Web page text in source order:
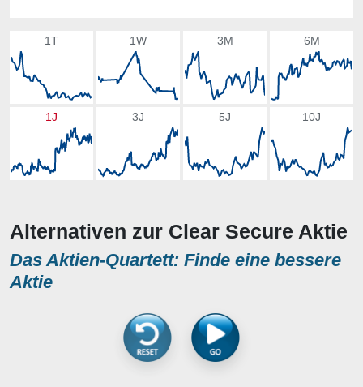
1T 1W 3M 6M
1J 3J 5J 10J
Alternativen zur Clear Secure Aktie
Das Aktien-Quartett: Finde eine bessere
Aktie